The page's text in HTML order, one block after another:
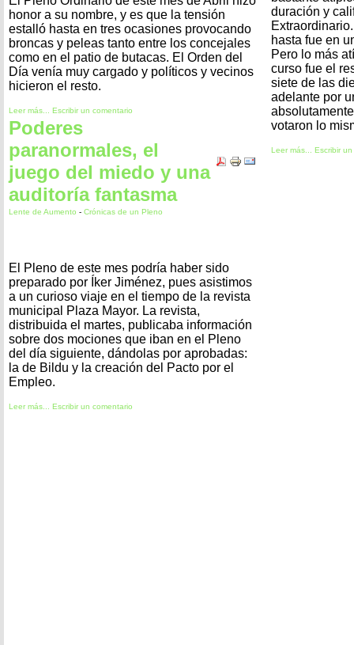
honor a su nombre, y es que la tensión
estalló hasta en tres ocasiones provocando
broncas y peleas tanto entre los concejales
como en el patio de butacas. El Orden del
Día venía muy cargado y políticos y vecinos
hicieron el resto.
Leer más... Escribir un comentario
Poderes
paranormales, el
juego del miedo y una
auditoría fantasma
Lente de Aumento - Crónicas de un Pleno
El Pleno de este mes podría haber sido
preparado por Íker Jiménez, pues asistimos
a un curioso viaje en el tiempo de la revista
municipal Plaza Mayor. La revista,
distribuida el martes, publicaba información
sobre dos mociones que iban en el Pleno
del día siguiente, dándolas por aprobadas:
la de Bildu y la creación del Pacto por el
Empleo.
Leer más... Escribir un comentario
duración y
hasta fue en
Pero lo más
curso fue el
siete de las
adelante por
votaron lo
Leer más... Escribir